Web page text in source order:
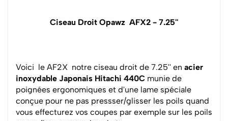
Ciseau Droit Opawz AFX2 - 7.25''
Voici le AF2X notre ciseau droit de 7.25'' en acier
inoxydable Japonais Hitachi 440C munie de
poignées ergonomiques et d'une lame spéciale
conçue pour ne pas pressser/glisser les poils quand
vous effecturez vos coupes par exemple sur les poils